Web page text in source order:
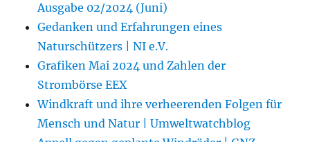
Ausgabe 02/2024 (Juni)
Gedanken und Erfahrungen eines
Naturschützers | NI e.V.
Grafiken Mai 2024 und Zahlen der
Strombörse EEX
Windkraft und ihre verheerenden Folgen für
Mensch und Natur | Umweltwatchblog